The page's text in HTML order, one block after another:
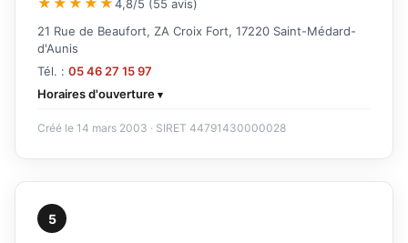
★★★★★4,8/5 (55 avis)
21 Rue de Beaufort, ZA Croix Fort, 17220 Saint-Médard-
d'Aunis
Tél. : 05 46 27 15 97
Horaires d'ouverture
Créé le 14 mars 2003 · SIRET 44791430000028
5